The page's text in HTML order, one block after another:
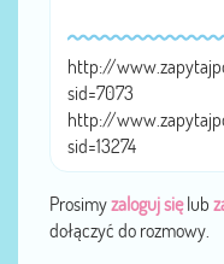
http://
sid=7073
http://
sid=13274
Prosimyzaloguj sięlub
dołączyć do rozmowy.